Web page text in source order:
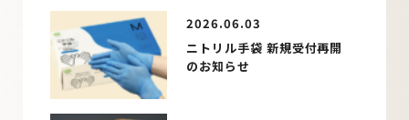
2026.06.03
ニトリル手袋 新規受付再開
のお知らせ